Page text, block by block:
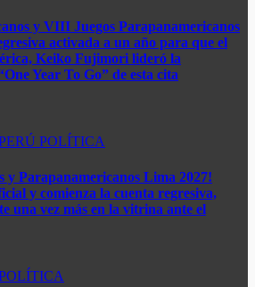
y VIII Juegos Parapanamericanos
activada a un año para que el
Keiko Fujimori lideró la
Year To Go” de esta cita
POLÍTICA
y Parapanamericanos Lima 2027!
y comienza la cuenta regresiva,
una vez más en la vitrina ante el